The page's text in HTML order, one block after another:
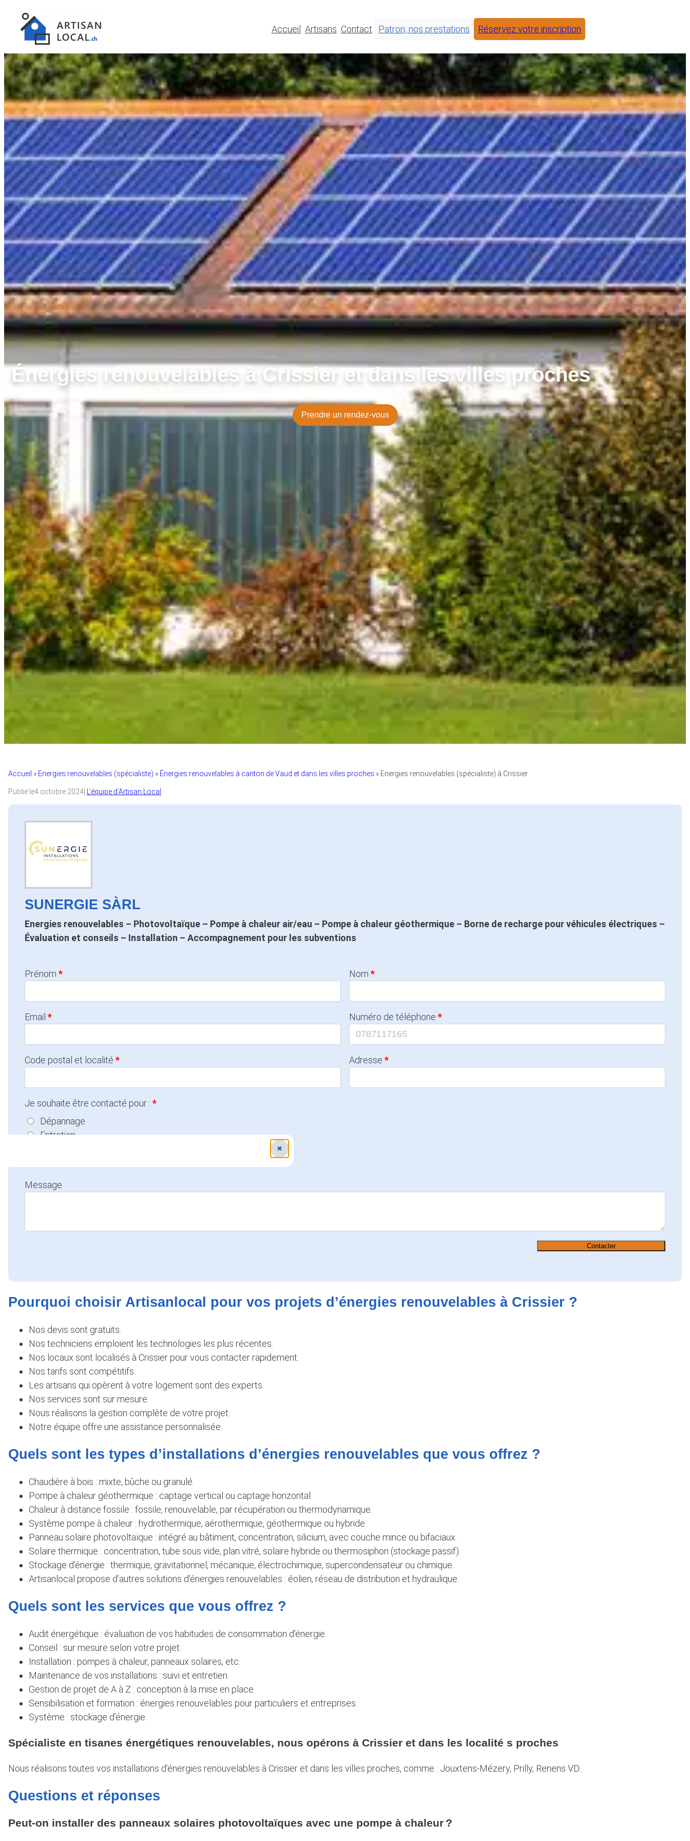
Accueil Artisans Contact Patron, nos prestations Réservez votre inscription
Énergies renouvelables à Crissier et dans les villes proches
Prendre un rendez-vous
Accueil » Energies renouvelables (spécialiste) » Énergies renouvelables à canton de Vaud et dans les villes proches » Energies renouvelables (spécialiste) à Crissier
Publié le4 octobre 2024 L’équipe d’Artisan Local
SUNERGIE SÀRL
Energies renouvelables – Photovoltaïque – Pompe à chaleur air/eau – Pompe à chaleur géothermique – Borne de recharge pour véhicules électriques –
Évaluation et conseils – Installation – Accompagnement pour les subventions
Prénom Nom
Email Numéro de téléphone
Code postal et localité Adresse
Je souhaite être contacté pour :
Dépannage
Entretien
Message
Contacter
Pourquoi choisir Artisanlocal pour vos projets d’énergies renouvelables à Crissier ?
Nos devis sont gratuits.
Nos techniciens emploient les technologies les plus récentes.
Nos locaux sont localisés à Crissier pour vous contacter rapidement.
Nos tarifs sont compétitifs.
Les artisans qui opèrent à votre logement sont des experts.
Nos services sont sur mesure.
Nous réalisons la gestion complète de votre projet.
Notre équipe offre une assistance personnalisée.
Quels sont les types d’installations d’énergies renouvelables que vous offrez ?
Chaudière à bois : mixte, bûche ou granulé.
Pompe à chaleur géothermique : captage vertical ou captage horizontal
Chaleur à distance fossile : fossile, renouvelable, par récupération ou thermodynamique.
Système pompe à chaleur : hydrothermique, aérothermique, géothermique ou hybride.
Panneau solaire photovoltaïque : intégré au bâtiment, concentration, silicium, avec couche mince ou bifaciaux.
Solaire thermique : concentration, tube sous vide, plan vitré, solaire hybride ou thermosiphon (stockage passif).
Stockage d’énergie : thermique, gravitationnel, mécanique, électrochimique, supercondensateur ou chimique.
Artisanlocal propose d’autres solutions d’énergies renouvelables : éolien, réseau de distribution et hydraulique.
Quels sont les services que vous offrez ?
Audit énergétique : évaluation de vos habitudes de consommation d’énergie.
Conseil : sur mesure selon votre projet.
Installation : pompes à chaleur, panneaux solaires, etc.
Maintenance de vos installations : suivi et entretien.
Gestion de projet de A à Z : conception à la mise en place.
Sensibilisation et formation : énergies renouvelables pour particuliers et entreprises.
Système : stockage d’énergie.
Spécialiste en tisanes énergétiques renouvelables, nous opérons à Crissier et dans les localité s proches
Nous réalisons toutes vos installations d’énergies renouvelables à Crissier et dans les villes proches, comme : Jouxtens-Mézery, Prilly, Renens VD..
Questions et réponses
Peut-on installer des panneaux solaires photovoltaïques avec une pompe à chaleur ?
✖